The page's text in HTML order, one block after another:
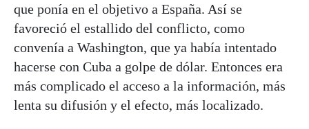
que ponía en el objetivo a España. Así se
favoreció el estallido del conflicto, como
convenía a Washington, que ya había intentado
hacerse con Cuba a golpe de dólar. Entonces era
más complicado el acceso a la información, más
lenta su difusión y el efecto, más localizado.